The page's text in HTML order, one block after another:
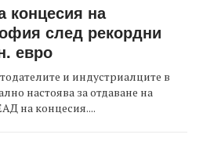
концесия на
след рекордни
евро
и индустриалците в
настоява за отдаване на
на концесия....